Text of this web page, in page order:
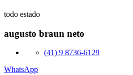
todo estado
augusto braun neto
(41) 9 8736-6129
WhatsApp